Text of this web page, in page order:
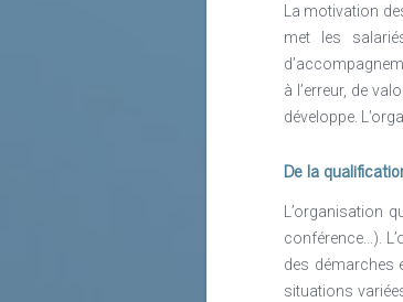
La Chambre de
des opportunités
des services a
formé plus de 1000
CCIFER anime un
Autres informations
www.ccifer.ro
La motivation
met les
à l’erreur, de
développe.
De la
L’organisation
conférence...).
des démarches
situations